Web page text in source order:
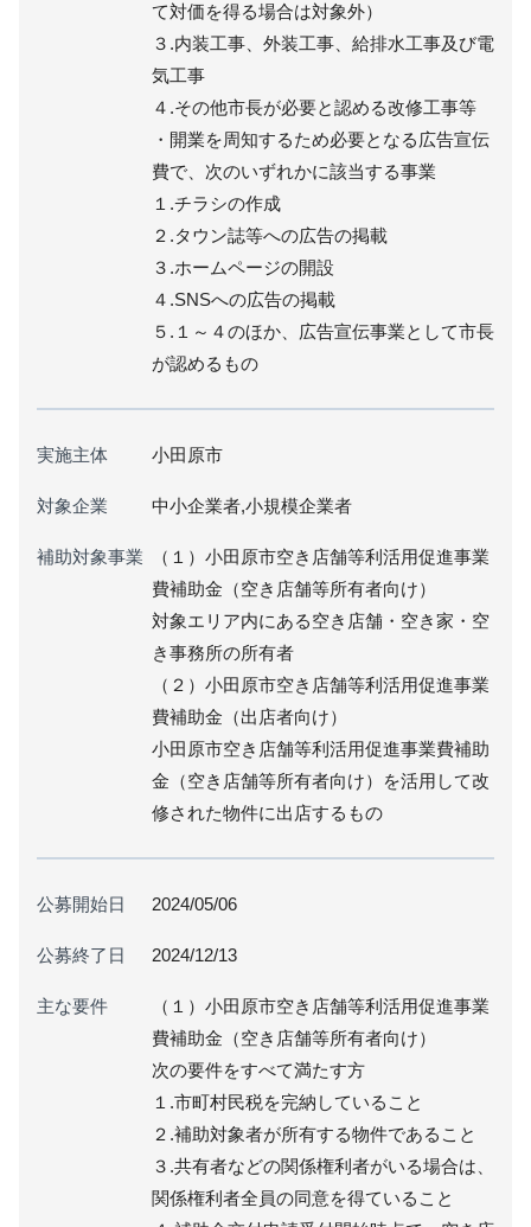
て対価を得る場合は対象外）
３.内装工事、外装工事、給排水工事及び電
気工事
４.その他市長が必要と認める改修工事等
・開業を周知するため必要となる広告宣伝
費で、次のいずれかに該当する事業
１.チラシの作成
２.タウン誌等への広告の掲載
３.ホームページの開設
４.SNSへの広告の掲載
５.１～４のほか、広告宣伝事業として市長
が認めるもの
実施主体 小田原市
対象企業 中小企業者,小規模企業者
補助対象事業
（１）小田原市空き店舗等利活用促進事業
費補助金（空き店舗等所有者向け）
対象エリア内にある空き店舗・空き家・空
き事務所の所有者
（２）小田原市空き店舗等利活用促進事業
費補助金（出店者向け）
小田原市空き店舗等利活用促進事業費補助
金（空き店舗等所有者向け）を活用して改
修された物件に出店するもの
公募開始日 2024/05/06
公募終了日 2024/12/13
主な要件
（１）小田原市空き店舗等利活用促進事業
費補助金（空き店舗等所有者向け）
次の要件をすべて満たす方
１.市町村民税を完納していること
２.補助対象者が所有する物件であること
３.共有者などの関係権利者がいる場合は、
関係権利者全員の同意を得ていること